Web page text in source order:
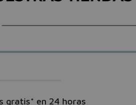
gratis* en 24 horas